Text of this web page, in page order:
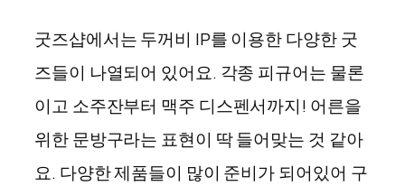
굿즈샵에서는 두꺼비 IP를 이용한 다양한 굿
즈들이 나열되어 있어요. 각종 피규어는 물론
이고 소주잔부터 맥주 디스펜서까지! 어른을
위한 문방구라는 표현이 딱 들어맞는 것 같아
요. 다양한 제품들이 많이 준비가 되어있어 구